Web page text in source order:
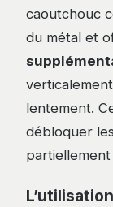
caoutchouc
du métal et
lentement.
débloquer